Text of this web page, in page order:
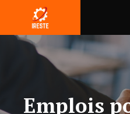
contenu
Emplois